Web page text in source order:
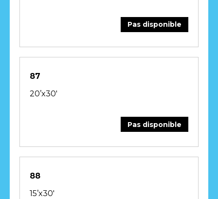
Pas disponible
87
20’x30′
Pas disponible
88
15’x30′